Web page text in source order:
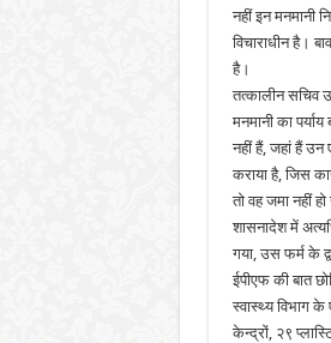
नहीं इन मनमानी
विचाराधीन है।
है।
तत्कालीन सचिव
मनमानी का
नहीं हैं, जहां हैं उन
कराया है, जिस
तो वह जमा नहीं
शासनादेश में
गया, उस फर्म के
ईपीएफ की बात
स्वास्थ्य विभाग
केन्द्रों, २९